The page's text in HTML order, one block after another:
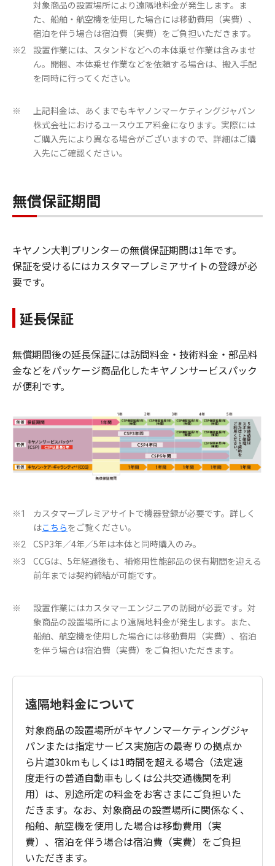
対象商品の設置場所により遠隔地料金が発生します。ま
た、船舶・航空機を使用した場合には移動費用（実費）、
宿泊を伴う場合は宿泊費（実費）をご負担いただきます。
※2
設置作業には、スタンドなどへの本体乗せ作業は含みませ
ん。開梱、本体乗せ作業などを依頼する場合は、搬入手配
を同時に行ってください。
※
上記料金は、あくまでもキヤノンマーケティングジャパン
株式会社におけるユースウエア料金になります。実際には
ご購入先により異なる場合がございますので、詳細はご購
入先にご確認ください。
無償保証期間
キヤノン大判プリンターの無償保証期間は1年です。
保証を受けるにはカスタマープレミアサイトの登録が必
要です。
延長保証
無償期間後の延長保証には訪問料金・技術料金・部品料
金などをパッケージ商品化したキヤノンサービスパック
が便利です。
※1
カスタマープレミアサイトで機器登録が必要です。詳しく
はこちらをご覧ください。
※2 CSP3年／4年／5年は本体と同時購入のみ。
※3
CCGは、5年経過後も、補修用性能部品の保有期間を迎える
前年までは契約締結が可能です。
※
設置作業にはカスタマーエンジニアの訪問が必要です。対
象商品の設置場所により遠隔地料金が発生します。また、
船舶、航空機を使用した場合には移動費用（実費）、宿泊
を伴う場合は宿泊費（実費）をご負担いただきます。
遠隔地料金について
対象商品の設置場所がキヤノンマーケティングジャ
パンまたは指定サービス実施店の最寄りの拠点か
ら片道30kmもしくは1時間を超える場合（法定速
度走行の普通自動車もしくは公共交通機関を利
用）は、別途所定の料金をお客さまにご負担いた
だきます。なお、対象商品の設置場所に関係なく、
船舶、航空機を使用した場合は移動費用（実
費）、宿泊を伴う場合は宿泊費（実費）をご負担
いただきます。